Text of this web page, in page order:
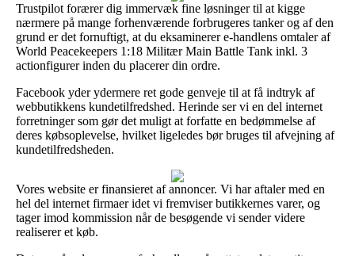
Trustpilot forærer dig immervæk fine løsninger til at kigge
nærmere på mange forhenværende forbrugeres tanker og af den
grund er det fornuftigt, at du eksaminerer e-handlens omtaler af
World Peacekeepers 1:18 Militær Main Battle Tank inkl. 3
actionfigurer inden du placerer din ordre.
Facebook yder ydermere ret gode genveje til at få indtryk af
webbutikkens kundetilfredshed. Herinde ser vi en del internet
forretninger som gør det muligt at forfatte en bedømmelse af
deres købsoplevelse, hvilket ligeledes bør bruges til afvejning af
kundetilfredsheden.
Vores website er finansieret af annoncer. Vi har aftaler med en
hel del internet firmaer idet vi fremviser butikkernes varer, og
tager imod kommission når de besøgende vi sender videre
realiserer et køb.